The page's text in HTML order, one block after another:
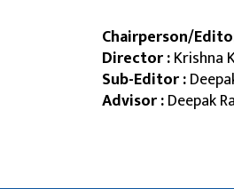
Chairperson/
Director :Krishna
Sub-Editor :
Advisor :Deepak